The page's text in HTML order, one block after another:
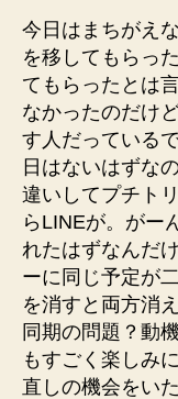
今日はまちがえ
を移してもらっ
てもらったとは
なかったのだけ
す人だっている
日はないはずな
違いしてプチト
らLINEが。がー
れたはずなんだ
ーに同じ予定が
を消すと両方消
同期の問題？動
もすごく楽しみ
直しの機会をい